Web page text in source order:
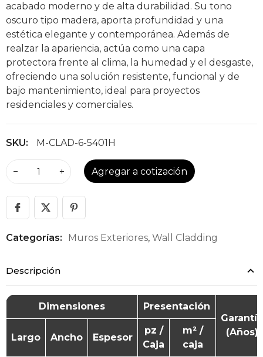
acabado moderno y de alta durabilidad. Su tono
oscuro tipo madera, aporta profundidad y una
estética elegante y contemporánea. Además de
realzar la apariencia, actúa como una capa
protectora frente al clima, la humedad y el desgaste,
ofreciendo una solución resistente, funcional y de
bajo mantenimiento, ideal para proyectos
residenciales y comerciales.
SKU: M-CLAD-6-5401H
− + Agregar a cotización
Categorías: Muros Exteriores, Wall Cladding
Descripción
Dimensiones
Presentación
Garantía
(Años)
Largo Ancho Espesor
pz /
Caja
m² /
caja